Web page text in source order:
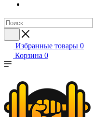
Избранные товары 0
Корзина 0